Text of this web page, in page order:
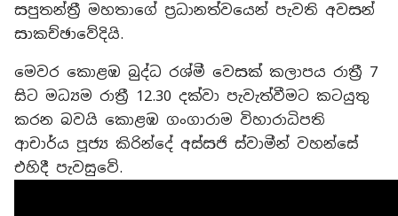
සපුතන්ත්‍රී මහතාගේ ප්‍රධානත්වයෙන් පැවති අවසන්
සාකච්ඡාවේදියි.
මෙවර කොළඹ බුද්ධ රශ්මී වෙසක් කලාපය රාත්‍රී 7
සිට මධ්‍යම රාත්‍රී 12.30 දක්වා පැවැත්වීමට කටයුතු
කරන බවයි කොළඹ ගංගාරාම විහාරාධිපති
ආචාර්ය පූජ්‍ය කිරින්දේ අස්සජි ස්වාමීන් වහන්සේ
එහිදී පැවසුවේ.